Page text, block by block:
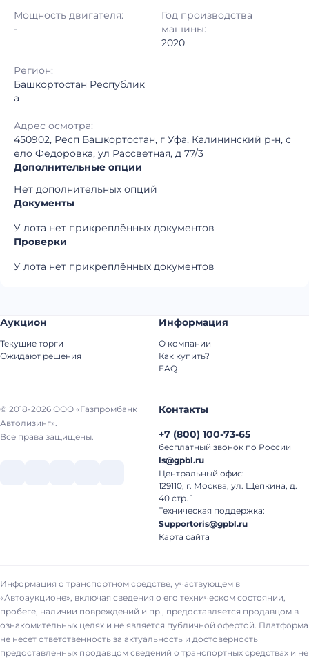
Башкортостан Республика
Мощность двигателя:
-
Год производства
машины:
2020
Регион:
Башкортостан Республик
а
Адрес осмотра:
450902, Респ Башкортостан, г Уфа, Калининский р-н, с
ело Федоровка, ул Рассветная, д 77/3
Дополнительные опции
Нет дополнительных опций
Документы
У лота нет прикреплённых документов
Проверки
У лота нет прикреплённых документов
© 2018-2026 ООО «Газпромбанк
Автолизинг».
Все права защищены.
Аукцион
Текущие торги
Ожидают решения
Информация
О компании
Как купить?
FAQ
Контакты
+7 (800) 100-73-65
бесплатный звонок по России
ls@gpbl.ru
Центральный офис:
129110, г. Москва, ул. Щепкина, д.
40 стр. 1
Техническая поддержка:
Supportoris@gpbl.ru
Карта сайта
Информация о транспортном средстве, участвующем в
«Автоаукционе», включая сведения о его техническом состоянии,
пробеге, наличии повреждений и пр., предоставляется продавцом в
ознакомительных целях и не является публичной офертой. Платформа
не несет ответственность за актуальность и достоверность
предоставленных продавцом сведений о транспортных средствах и не